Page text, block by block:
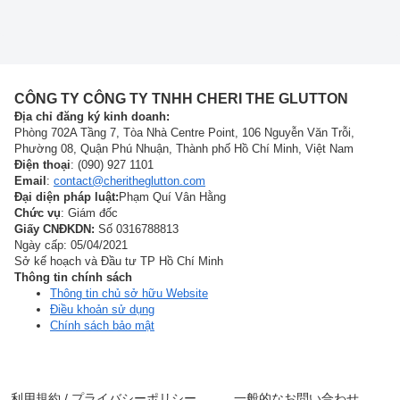
CÔNG TY CÔNG TY TNHH CHERI THE GLUTTON
Địa chỉ đăng ký kinh doanh:
Phòng 702A Tầng 7, Tòa Nhà Centre Point, 106 Nguyễn Văn Trỗi,
Phường 08, Quận Phú Nhuận, Thành phố Hồ Chí Minh, Việt Nam
Điện thoại: (090) 927 1101
Email : contact@cheritheglutton.com
Đại diện pháp luật: Phạm Quí Vân Hằng
Chức vụ: Giám đốc
Giấy CNĐKDN: Số 0316788813
Ngày cấp: 05/04/2021
Sở kế hoạch và Đầu tư TP Hồ Chí Minh
Thông tin chính sách
Thông tin chủ sở hữu Website
Điều khoản sử dụng
Chính sách bảo mật